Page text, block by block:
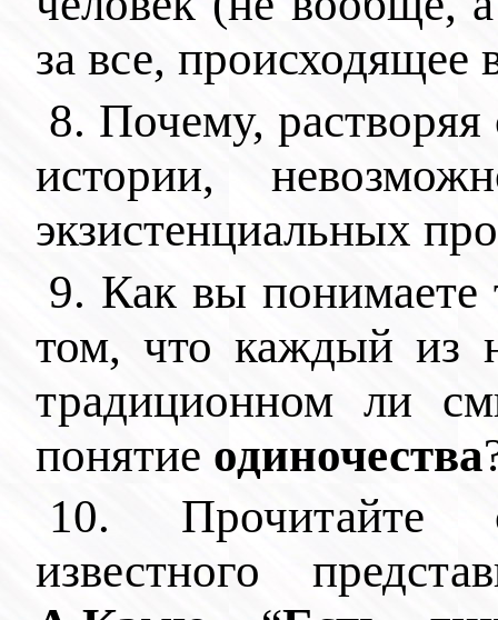
за все, происходящее
8. Почему,
истории,
экзистенциальных
9. Как вы понимаете
том, что каждый из
традиционном ли
понятие одиночества
10. Прочитайте
известного